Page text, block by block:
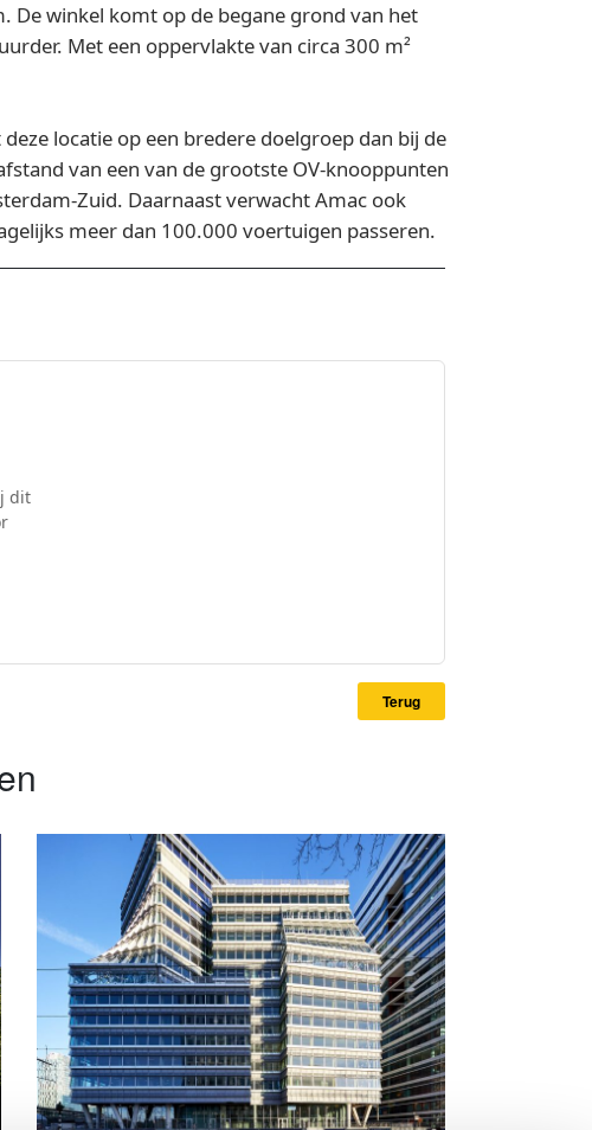
De winkel komt op de begane grond van het
Met een oppervlakte van circa 300 m²
locatie op een bredere doelgroep dan bij de
van een van de grootste OV‑knooppunten
Daarnaast verwacht Amac ook
meer dan 100.000 voertuigen passeren.
dit
Terug